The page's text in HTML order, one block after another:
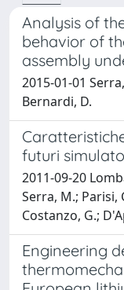
Analysis of
behavior of
assembly
2015-01-01
Bernardi, D.
futuri
2011-09-20
Serra, M.; Parisi,
Costanzo, G.;
Engineering